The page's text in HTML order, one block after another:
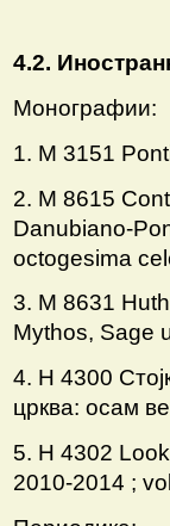
4.2.
Монографии:
1. M 3151
2. M 8615
Danubiano-
octogesima
3. M 8631
Mythos, Sage
4. Н 4300
црква: осам
5. Н 4302
2010-2014 ;